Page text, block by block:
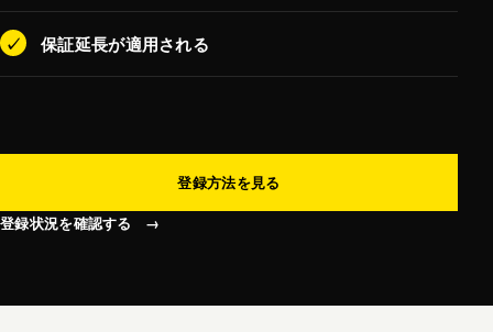
✓ 保証延長が適用される
登録方法を見る
登録状況を確認する
→